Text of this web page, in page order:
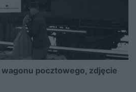
wagonu pocztowego, zdjęcie